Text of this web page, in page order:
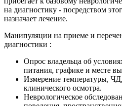
на диагностику - посредством
назначает лечение.
Манипуляции на приеме и
диагностики :
Опрос владельца об
питания, графике и месте
Измерение температуры,
клинического осмотра.
Неврологическое